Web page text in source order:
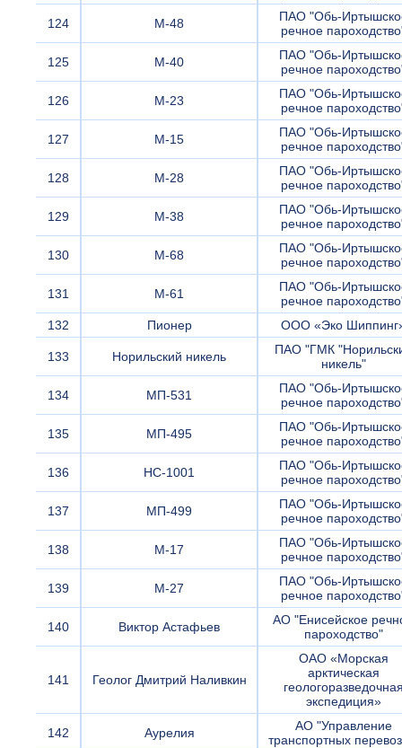
124 М-48
ПАО "Обь-
речное
125 М-40
ПАО "Обь-
речное
126 М-23
ПАО "Обь-
речное
127 М-15
ПАО "Обь-
речное
128 М-28
ПАО "Обь-
речное
129 М-38
ПАО "Обь-
речное
130 М-68
ПАО "Обь-
речное
131 М-61
ПАО "Обь-
речное
132
Пионер ООО «Эко
133 Норильский никель
ПАО "ГМК
никель"
134 МП-531
ПАО "Обь-
речное
135 МП-495
ПАО "Обь-
речное
136 НС-1001
ПАО "Обь-
речное
137 МП-499
ПАО "Обь-
речное
138 М-17
ПАО "Обь-
речное
139 М-27
ПАО "Обь-
речное
140 Виктор Астафьев
АО "Енисейское
пароходство"
141 Геолог Дмитрий Наливкин
ОАО «Морская
арктическая
экспедиция»
142 Аурелия
АО "Управление
транспортных